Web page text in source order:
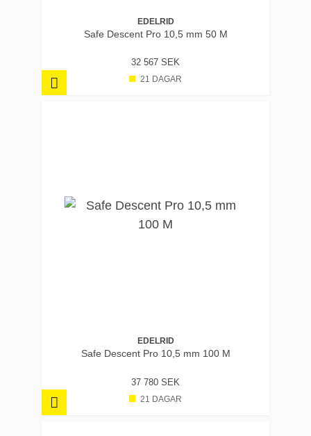
EDELRID
Safe Descent Pro 10,5 mm 50 M
32 567 SEK
21 DAGAR
EDELRID
Safe Descent Pro 10,5 mm 100 M
37 780 SEK
21 DAGAR